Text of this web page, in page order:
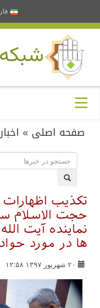
صفحه اصلی » اخبار
تکذیب
حجت الاسلام
نماينده آيت
ها در مورد
۲۰ شهریور ۱۳۹۷ ۱۲:۵۸